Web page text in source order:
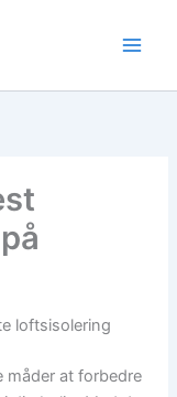
loftsisolering
måder at forbedre